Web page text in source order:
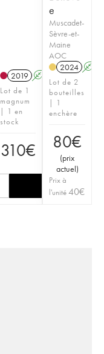
2019 A
Lot de 1
magnum
| 1 en
stock
310€
e
Muscadet-
Sèvre-et-
Maine
AOC
2024 A
Lot de 2
bouteilles
| 1
enchère
80€
(prix
actuel)
Prix à
l'unité40€